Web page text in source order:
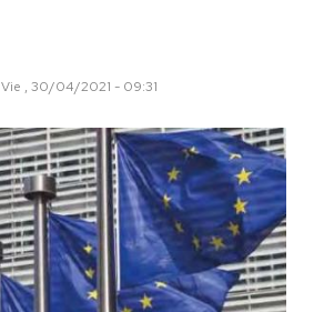
Vie , 30/04/2021 - 09:31